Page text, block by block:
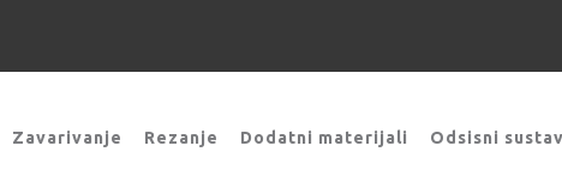
Zavarivanje Rezanje Dodatni materijali Odsisni